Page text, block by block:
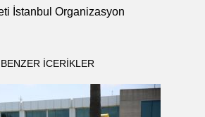
İstanbul Organizasyon
BENZER ICERIKLER